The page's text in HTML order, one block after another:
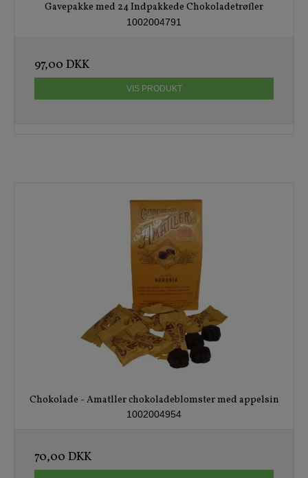
Gavepakke med 24 Indpakkede Chokoladetrøfler
1002004791
97,00 DKK
VIS PRODUKT
Chokolade - Amatller chokoladeblomster med appelsin
1002004954
70,00 DKK